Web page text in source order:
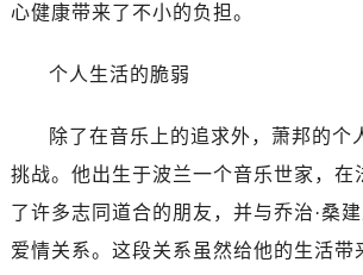
心健康带来了不小的负担。
个人生活的脆弱
除了在音乐上的追求外，萧邦的个
挑战。他出生于波兰一个音乐世家，在
了许多志同道合的朋友，并与乔治·桑
爱情关系。这段关系虽然给他的生活带